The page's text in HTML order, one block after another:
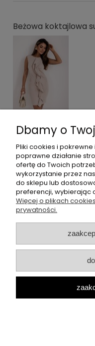
Beżowa koktajlowa
-
polskich
Sklep internetowy
Kolonia Borek |
Dbamy o
Pliki cookies i
poprawne działanie
ofertę do Twoich
wykorzystanie przez
do sklepu lub
preferencji, wybierając
Więcej o plikach
prywatności.